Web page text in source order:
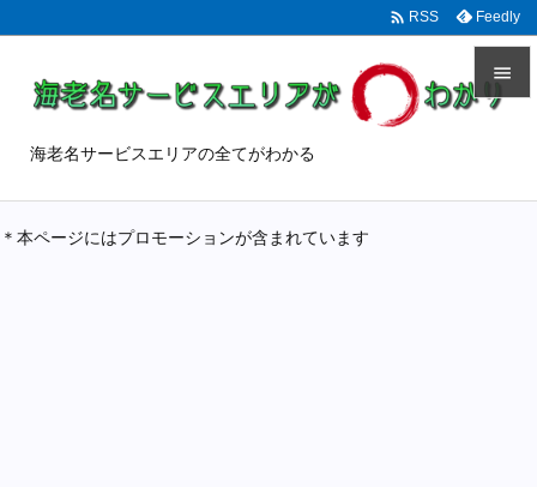

 RSS Feedly
海老名サービスエリアの全てがわかる
＊本ページにはプロモーションが含まれています